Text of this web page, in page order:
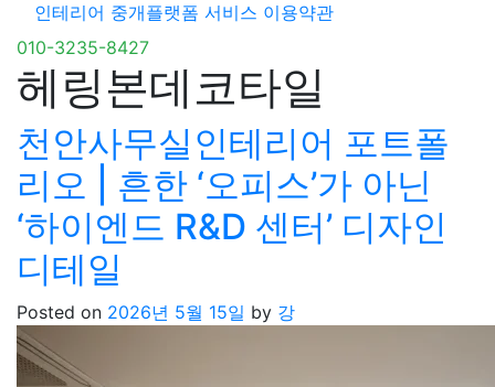
인테리어 중개플랫폼 서비스 이용약관
010-3235-8427
헤링본데코타일
천안사무실인테리어 포트폴
리오 | 흔한 ‘오피스’가 아닌
‘하이엔드 R&D 센터’ 디자인
디테일
Posted on 2026년 5월 15일 by 강